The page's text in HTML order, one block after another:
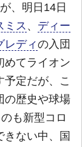
、明日14日
ミス 、 ディー
レディの入団
めてライオン
定だが、こ
の歴史や球場
も新型コロ
きない中、国